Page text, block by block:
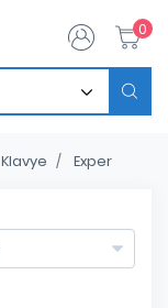
0
Klavye Exper